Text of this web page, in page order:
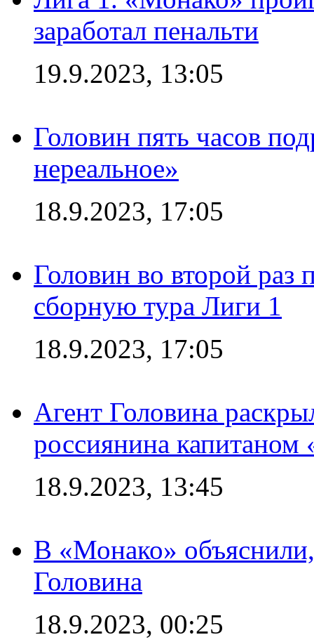
заработал пенальти
19.9.2023, 13:05
Головин пять часов
нереальное»
18.9.2023, 17:05
Головин во второй раз
сборную тура Лиги 1
18.9.2023, 17:05
Агент Головина
россиянина
18.9.2023, 13:45
В «Монако»
Головина
18.9.2023, 00:25